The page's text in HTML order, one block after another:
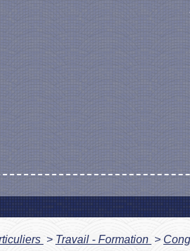
> Travail - Formation >